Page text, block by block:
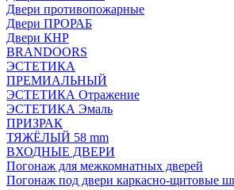
Двери противопожарные
Двери ПРОРАБ
Двери КНР
BRANDOORS
ЭСТЕТИКА
ПРЕМИАЛЬНЫЙ
ЭСТЕТИКА Отражение
ЭСТЕТИКА Эмаль
ПРИЗРАК
ТЯЖЁЛЫЙ 58 mm
ВХОДНЫЕ ДВЕРИ
Погонаж для межкомнатных дверей
Погонаж под двери каркасно-щитовые